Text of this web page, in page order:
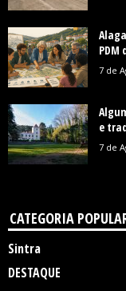
PDM
7 de
e
7 de
CATEGORIA
Sintra
DESTAQUE